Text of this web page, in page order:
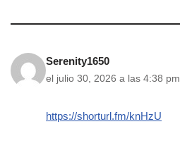
Serenity1650
el julio 30, 2026 a las 4:38 pm
https://shorturl.fm/knHzU